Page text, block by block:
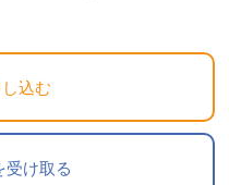
し込む
受け取る